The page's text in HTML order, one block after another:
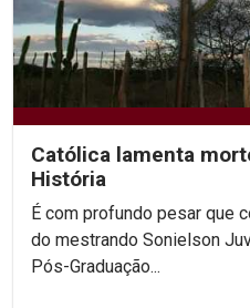
Católica lamenta
História
É com profundo pesar que
do mestrando Sonielson
Pós-Graduação...